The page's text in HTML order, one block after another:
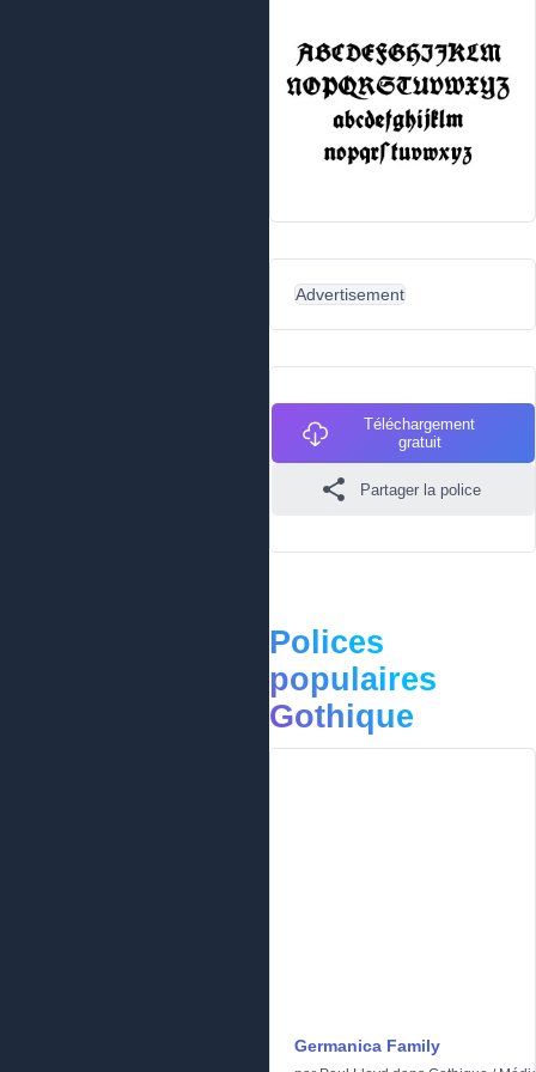
Advertisement
Téléchargement
gratuit
Partager la police
Polices
populaires
Gothique
Germanica Family